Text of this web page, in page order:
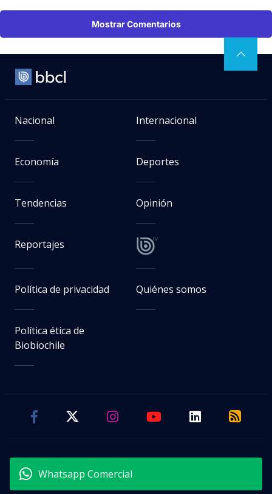
Mostrar Comentarios
Nacional Internacional
Economía Deportes
Tendencias Opinión
Reportajes
Política de privacidad Quiénes somos
Política ética de
Biobiochile
Whatsapp Comercial